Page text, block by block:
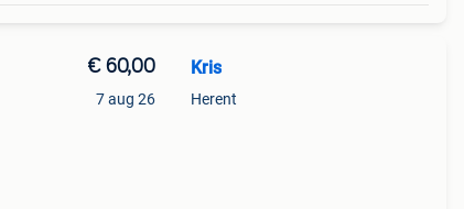
€ 60,00
7 aug 26
Kris
Herent